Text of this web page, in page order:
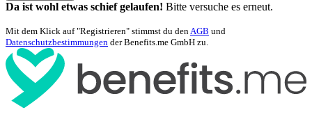
Da ist wohl etwas schief gelaufen! Bitte versuche es erneut.
Mit dem Klick auf "Registrieren" stimmst du denAGB und
Datenschutzbestimmungen der Benefits.me GmbH zu.